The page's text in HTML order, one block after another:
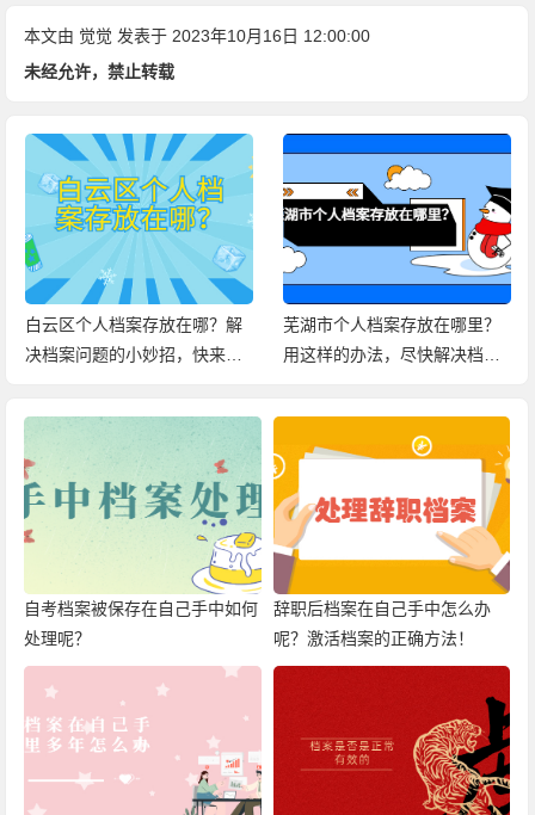
本文由 觉觉 发表于 2023年10月16日 12:00:00
未经允许，禁止转载
白云区个人档案存放在哪？解
决档案问题的小妙招，快来查
芜湖市个人档案存放在哪里？
用这样的办法，尽快解决档案
自考档案被保存在自己手中如何
处理呢？
辞职后档案在自己手中怎么办
呢？激活档案的正确方法！